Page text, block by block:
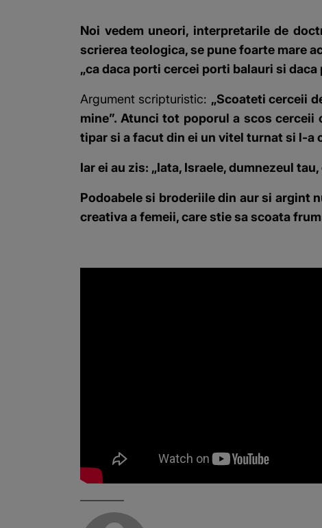
Noi vedem uneori, interpretarile de
scrierea teologica, se pune foarte mare
„ca daca porti cercei porti balauri si
Argument scripturistic: „Scoateti cerceii
mine”. Atunci tot poporul a scos
tipar si a facut din ei un vitel turnat si l-a
Iar ei au zis: „Iata, Israele, dumnezeul
Podoabele si broderiile din aur si argint
creativa a femeii, care stie sa scoata